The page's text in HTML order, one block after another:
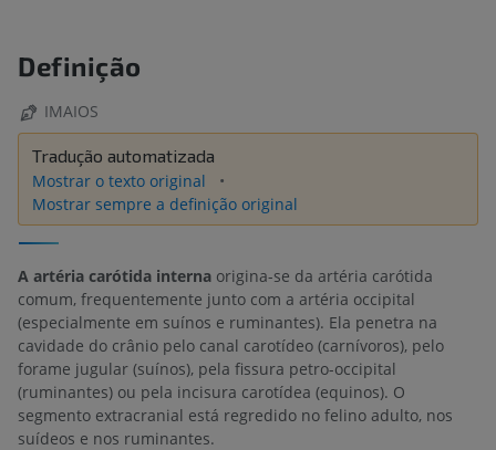
Definição
IMAIOS
Tradução automatizada
Mostrar o texto original
Mostrar sempre a definição original
A artéria carótida interna origina-se da artéria carótida
comum, frequentemente junto com a artéria occipital
(especialmente em suínos e ruminantes). Ela penetra na
cavidade do crânio pelo canal carotídeo (carnívoros), pelo
forame jugular (suínos), pela fissura petro-occipital
(ruminantes) ou pela incisura carotídea (equinos). O
segmento extracranial está regredido no felino adulto, nos
suídeos e nos ruminantes.